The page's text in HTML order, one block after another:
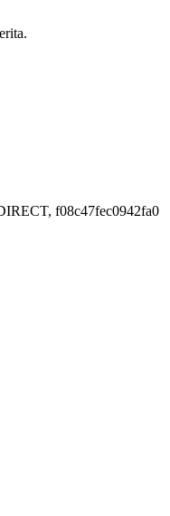
f08c47fec0942fa0